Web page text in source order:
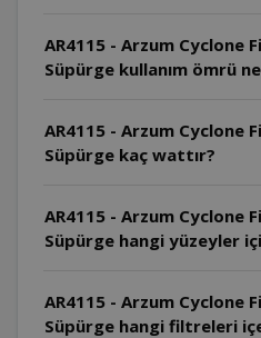
AR4115 - Arzum Cyclone
Süpürge kullanım ömrü
AR4115 - Arzum Cyclone
Süpürge kaç wattır?
AR4115 - Arzum Cyclone
Süpürge hangi yüzeyler
AR4115 - Arzum Cyclone
Süpürge hangi filtreleri